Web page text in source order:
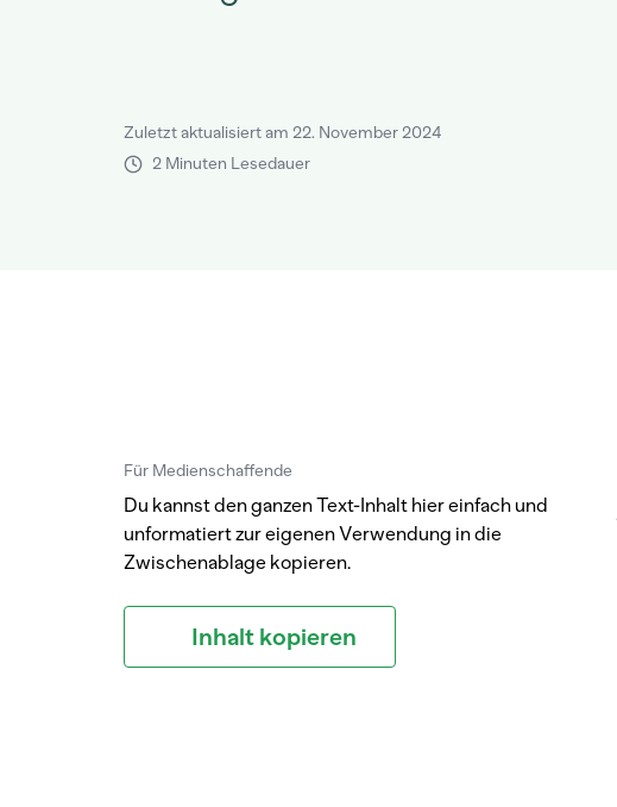
Zuletzt aktualisiert am 22. November 2024
2 Minuten Lesedauer
Für Medienschaffende
Du kannst den ganzen Text-Inhalt hier einfach und
unformatiert zur eigenen Verwendung in die
Zwischenablage kopieren.
Inhalt kopieren